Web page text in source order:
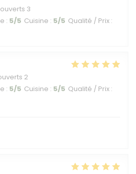
3
: 5/5 Cuisine : 5/5 Qualité / Prix :
2
: 5/5 Cuisine : 5/5 Qualité / Prix :